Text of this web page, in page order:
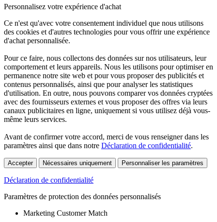
Personnalisez votre expérience d'achat
Ce n'est qu'avec votre consentement individuel que nous utilisons
des cookies et d'autres technologies pour vous offrir une expérience
d'achat personnalisée.
Pour ce faire, nous collectons des données sur nos utilisateurs, leur
comportement et leurs appareils. Nous les utilisons pour optimiser en
permanence notre site web et pour vous proposer des publicités et
contenus personnalisés, ainsi que pour analyser les statistiques
d'utilisation. En outre, nous pouvons comparer vos données cryptées
avec des fournisseurs externes et vous proposer des offres via leurs
canaux publicitaires en ligne, uniquement si vous utilisez déjà vous-
même leurs services.
Avant de confirmer votre accord, merci de vous renseigner dans les
paramètres ainsi que dans notre Déclaration de confidentialité.
Accepter Nécessaires uniquement Personnaliser les paramètres
Déclaration de confidentialité
Paramètres de protection des données personnalisés
Marketing Customer Match